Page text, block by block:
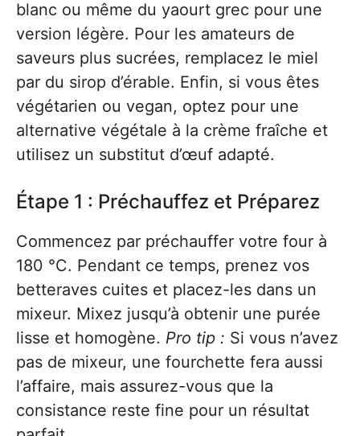
blanc ou même du yaourt grec pour une
version légère. Pour les amateurs de
saveurs plus sucrées, remplacez le miel
par du sirop d’érable. Enfin, si vous êtes
végétarien ou vegan, optez pour une
alternative végétale à la crème fraîche et
utilisez un substitut d’œuf adapté.
Étape 1 : Préchauffez et Préparez
Commencez par préchauffer votre four à
180 °C. Pendant ce temps, prenez vos
betteraves cuites et placez-les dans un
mixeur. Mixez jusqu’à obtenir une purée
lisse et homogène. Pro tip : Si vous n’avez
pas de mixeur, une fourchette fera aussi
l’affaire, mais assurez-vous que la
consistance reste fine pour un résultat